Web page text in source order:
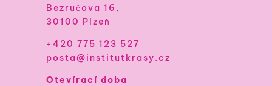
Bezručova 16,
30100 Plzeň
+420 775 123 527
posta@institutkrasy.cz
Otevírací doba